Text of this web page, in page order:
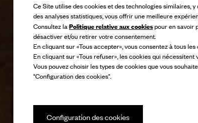
Ce Site utilise des cookies et des technologies
des analyses statistiques, vous offrir une meilleure
Consultez la Politique relative aux cookiespour en savoir
désactiver et/ou retirer votre consentement.
En cliquant sur «Tous accepter», vous consentez à tous les
En cliquant sur «Tous refuser», les cookies qui
Vous pouvez choisir les types de cookies que vous
"Configuration des cookies".
Configuration des cookies